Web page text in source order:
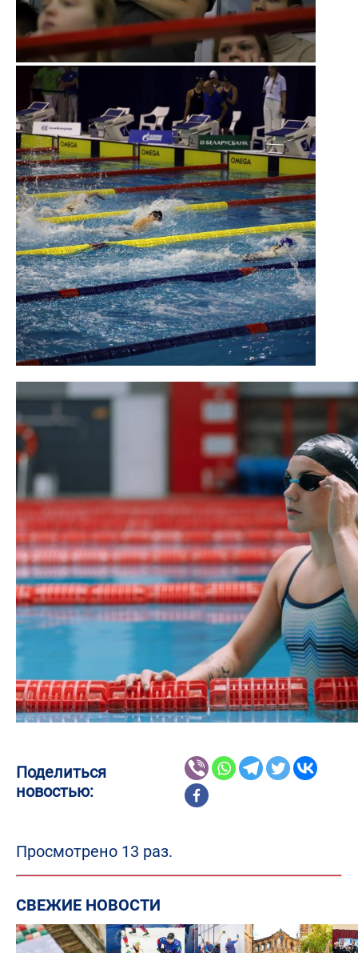
Поделиться
новостью:
Просмотрено 13 раз.
СВЕЖИЕ НОВОСТИ